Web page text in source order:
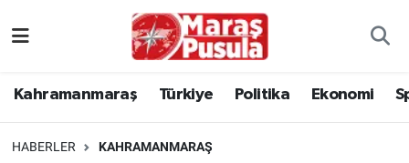
Kahramanmaraş Türkiye Politika Ekonomi
HABERLER KAHRAMANMARAŞ